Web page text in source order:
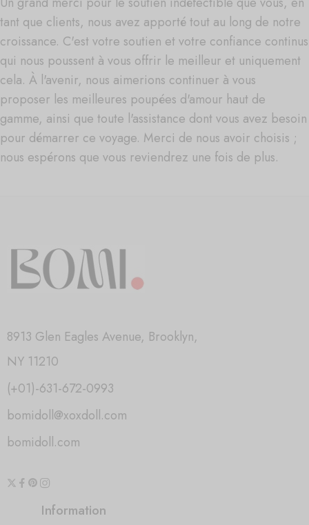
tant que clients, nous avez apporté tout au long de notre
croissance. C'est votre soutien et votre confiance continus
qui nous poussent à vous offrir le meilleur et uniquement
cela. À l'avenir, nous aimerions continuer à vous
proposer les meilleures poupées d'amour haut de
gamme, ainsi que toute l'assistance dont vous avez besoin
pour démarrer ce voyage. Merci de nous avoir choisis ;
nous espérons que vous reviendrez une fois de plus.
8913 Glen Eagles Avenue, Brooklyn,
NY 11210
(+01)-631-672-0993
bomidoll@xoxdoll.com
bomidoll.com
Information